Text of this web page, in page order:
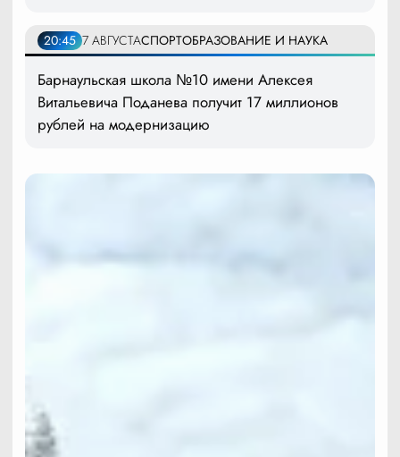
20:45 7 АВГУСТАСПОРТОБРАЗОВАНИЕ И НАУКА
Барнаульская школа №10 имени Алексея
Витальевича Поданева получит 17 миллионов
рублей на модернизацию